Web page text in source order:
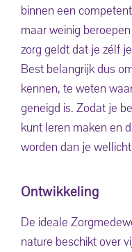
binnen een
maar weinig
zorg geldt dat je zélf
Best belangrijk dus
kennen, te weten
geneigd is. Zodat je
kunt leren maken en
worden dan je
Ontwikkeling
De ideale
nature beschikt over